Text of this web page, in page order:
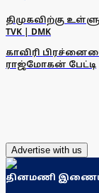
திமுகவிற்கு
TVK | DMK
காவிரி
ராஜ்மோகன் பேட்டி
Advertise with us
தினமணி